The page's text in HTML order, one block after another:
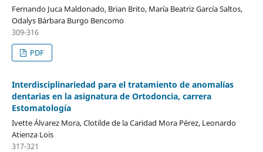
Fernando Juca Maldonado, Brian Brito, María Beatriz García Saltos,
Odalys Bárbara Burgo Bencomo
309-316
PDF
Interdisciplinariedad para el tratamiento de anomalías
dentarias en la asignatura de Ortodoncia, carrera
Estomatología
Ivette Álvarez Mora, Clotilde de la Caridad Mora Pérez, Leonardo
Atienza Lois
317-321